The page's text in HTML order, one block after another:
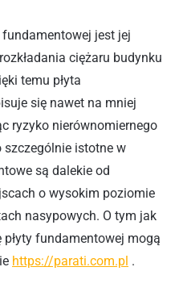
fundamentowej jest jej
ciężaru budynku
temu płyta
się nawet na mniej
ryzyko nierównomiernego
istotne w
są dalekie od
o wysokim poziomie
nasypowych. O tym jak
płyty fundamentowej mogą
https://parati.com.pl .